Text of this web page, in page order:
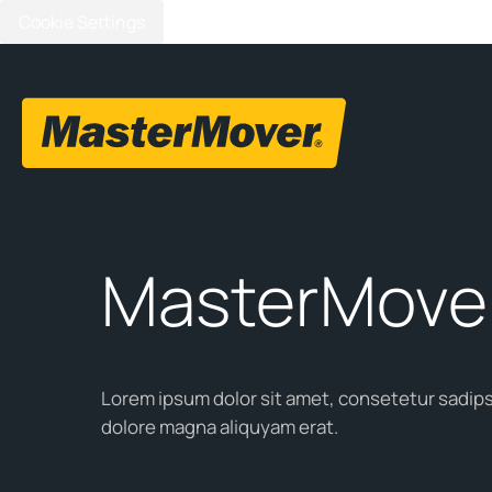
Lorem ipsum dolor sit amet, consetetur
dolore magna aliquyam erat.